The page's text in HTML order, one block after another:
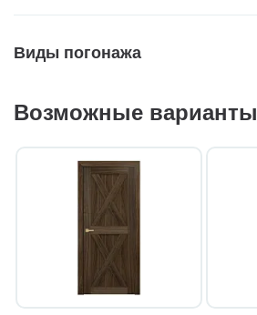
Виды погонажа
Возможные варианты